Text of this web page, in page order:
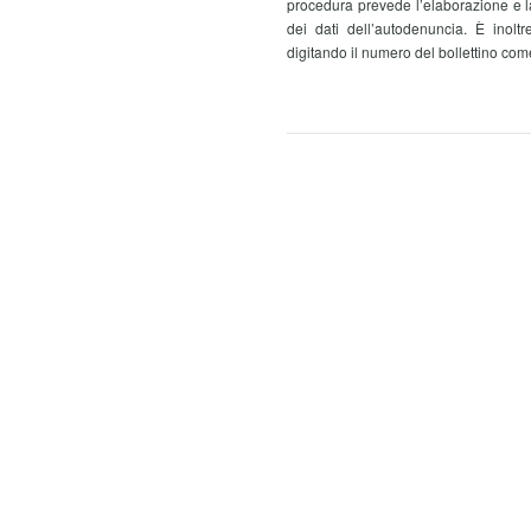
procedura prevede l’elaborazione
dei dati dell’autodenuncia. È
digitando il numero del bollettino